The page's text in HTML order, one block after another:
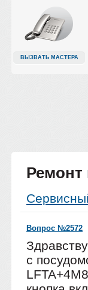
ВЫЗВАТЬ МАСТЕРА
Вопрос №2572
с